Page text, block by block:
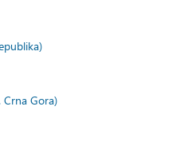
Crna Gora)